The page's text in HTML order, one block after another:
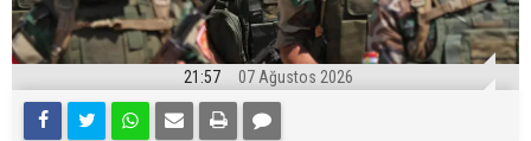
21:57 07 Ağustos 2026